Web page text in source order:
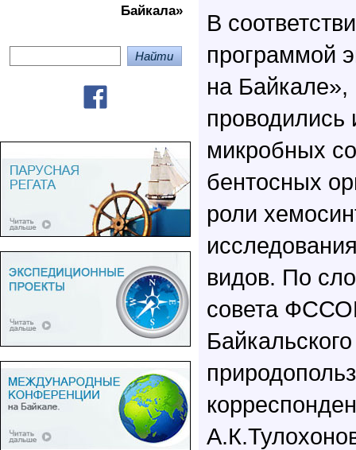
Байкала»
В
программой
на Байкале»,
проводились
микробных
бентосных
роли
видов. По
совета